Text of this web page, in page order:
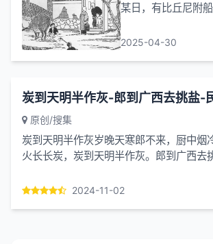
某日，有比丘尼附
银也，欲谋之，将
2025-04-30
炭到天明半作灰-郎到广西去挑盐-
原创/搜集
炭到天明半作灰岁晚天寒郎不来，厨中烟
火长长炭，炭到天明半作灰。郎到广西去
船。(湖南) 2024-11-02